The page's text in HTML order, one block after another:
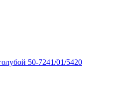
50-7241/01/5420